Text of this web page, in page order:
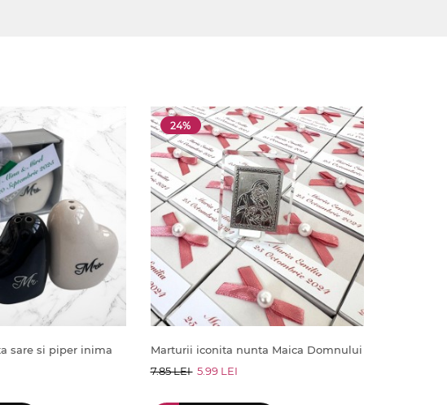
sare si piper inima
24%
Marturii iconita nunta Maica Domnului
7.85 LEI 5.99 LEI